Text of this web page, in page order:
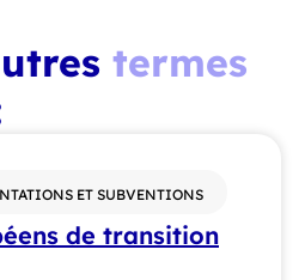
termes
ET SUBVENTIONS
de transition